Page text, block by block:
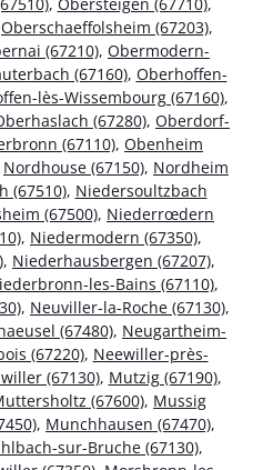
Oberschaeffolsheim (67203),
(67210), Obermodern-
(67160), Oberhoffen-
lès-Wissembourg (67160),
(67280), Oberdorf-
(67110), Obenheim
Nordhouse (67150), Nordheim
(67510), Niedersoultzbach
(67500), Niederrœdern
, Niedermodern (67350),
, Niederhausbergen (67207),
les-Bains (67110),
, Neuviller-la-Roche (67130),
(67480), Neugartheim-
(67220), Neewiller-près-
(67130), Mutzig (67190),
(67600), Mussig
, Munchhausen (67470),
sur-Bruche (67130),